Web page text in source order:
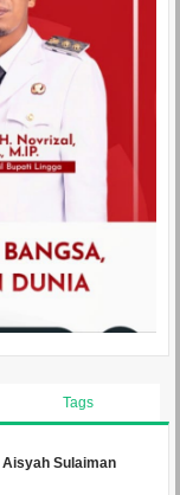
Tags
Sulaiman